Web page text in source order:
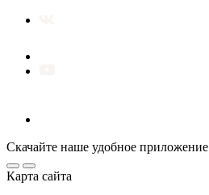
Скачайте наше удобное приложение
Карта сайта